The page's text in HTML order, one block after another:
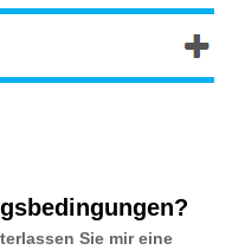
Sie mir eine